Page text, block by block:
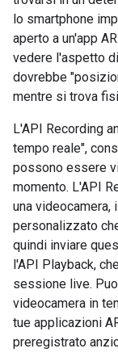
lo smartphone
aperto a un'app
vedere l'aspetto
dovrebbe
mentre si trova
L'API Recording
tempo reale",
possono essere
momento. L'API
una
personalizzato
quindi inviare
l'API Playback,
sessione live.
videocamera in
tue applicazioni
preregistrato